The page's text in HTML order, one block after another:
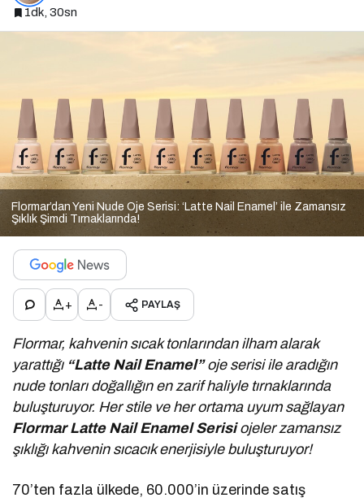
1dk, 30sn
Flormar’dan Yeni Nude Oje Serisi: ‘Latte Nail Enamel’ ile Zamansız
Şıklık Şimdi Tırnaklarında!
+ - PAYLAŞ
Flormar, kahvenin sıcak tonlarından ilham alarak
yarattığı “Latte Nail Enamel”oje serisi ile aradığın
nude tonları doğallığın en zarif haliyle tırnaklarında
buluşturuyor. Her stile ve her ortama uyum sağlayan
Flormar Latte Nail Enamel Serisiojeler zamansız
şıklığı kahvenin sıcacık enerjisiyle buluşturuyor!
70’ten fazla ülkede, 60.000’in üzerinde satış